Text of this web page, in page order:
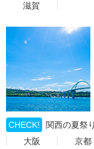
滋賀
CHECK!
関西の夏祭
大阪
京都